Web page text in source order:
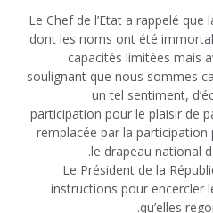
Le Chef de l’Etat a rappelé
dont les noms ont été
capacités limitées mais
soulignant que nous sommes
un tel sentiment,
participation pour le plaisir de
remplacée par la
le drapeau national
Le Président de la
instructions pour encercler
qu’elles